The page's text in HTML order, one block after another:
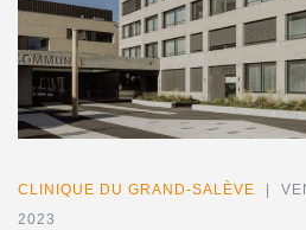
CLINIQUE DU GRAND-SALÈVE |
2023